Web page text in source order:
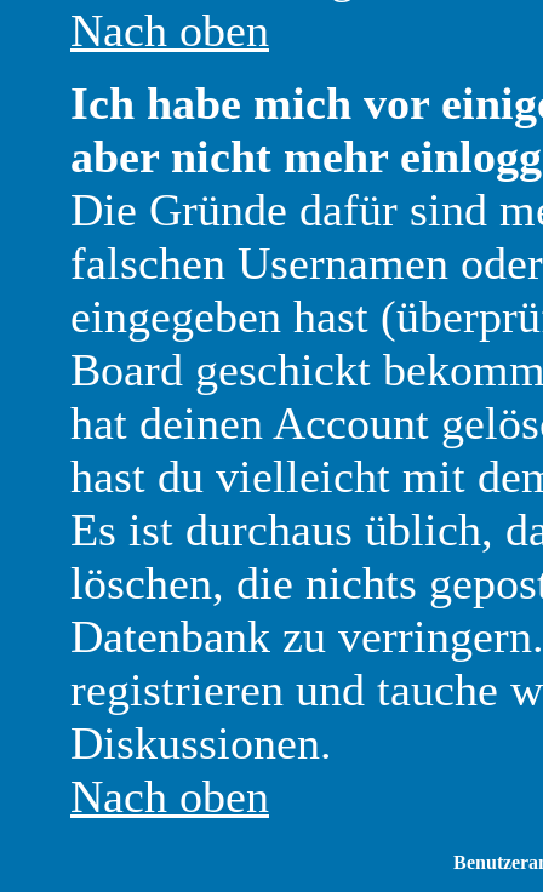
Nach oben
Ich habe mich vor
aber nicht mehr
Die Gründe dafür sind
falschen Usernamen
eingegeben hast
Board geschickt
hat deinen Account
hast du vielleicht mit
Es ist durchaus üblich,
löschen, die nichts
Datenbank zu
registrieren und tauche
Diskussionen.
Nach oben